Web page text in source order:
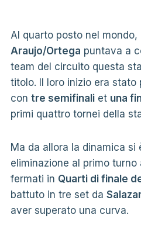
Al quarto posto nel mondo,
Araujo/Ortega puntava a
team del circuito questa
titolo. Il loro inizio era
con tre semifinaliet una
primi quattro tornei della
Ma da allora la dinamica si
eliminazione al primo turno
fermati in Quarti di finale
battuto in tre set da
aver superato una curva.